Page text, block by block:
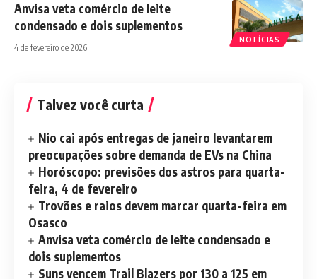
NOTÍCIAS
Anvisa veta comércio de leite
condensado e dois suplementos
4 de fevereiro de 2026
Talvez você curta
Nio cai após entregas de janeiro levantarem
preocupações sobre demanda de EVs na China
Horóscopo: previsões dos astros para quarta-
feira, 4 de fevereiro
Trovões e raios devem marcar quarta-feira em
Osasco
Anvisa veta comércio de leite condensado e
dois suplementos
Suns vencem Trail Blazers por 130 a 125 em